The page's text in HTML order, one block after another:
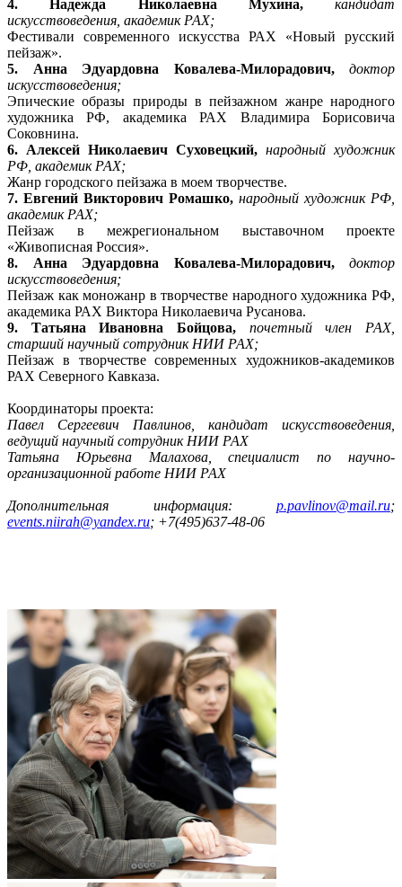
4. Надежда Николаевна Мухина, кандидат
искусствоведения, академик РАХ;
Фестивали современного искусства РАХ «Новый русский
пейзаж».
5. Анна Эдуардовна Ковалева-Милорадович,
доктор
искусствоведения;
Эпические образы природы в пейзажном жанре народного
художника РФ, академика РАХ Владимира Борисовича
Соковнина.
6. Алексей Николаевич Суховецкий, народный художник
РФ, академик РАХ;
Жанр городского пейзажа в моем творчестве.
7. Евгений Викторович Ромашко, народный художник РФ,
академик РАХ;
Пейзаж в межрегиональном выставочном проекте
«Живописная Россия».
8. Анна Эдуардовна Ковалева-Милорадович, доктор
искусствоведения;
Пейзаж как моножанр в творчестве народного художника РФ,
академика РАХ Виктора Николаевича Русанова.
9. Татьяна Ивановна Бойцова,
почетный член РАХ,
старший научный сотрудник НИИ РАХ;
Пейзаж в творчестве современных художников-академиков
РАХ Северного Кавказа.
Координаторы проекта:
Павел Сергеевич Павлинов,
кандидат искусствоведения,
ведущий научный сотрудник НИИ РАХ
Татьяна Юрьевна Малахова,
специалист по научно-
организационной работе НИИ РАХ
Дополнительная информация: p.pavlinov@mail.ru;
events.niirah@yandex.ru; +7(495)637-48-06